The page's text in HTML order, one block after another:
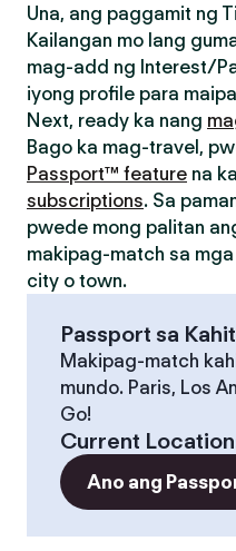
Una, ang paggamit ng
Kailangan mo lang
mag-add ng Interest/
iyong profile para
Next, ready ka nang
Bago ka mag-travel,
Passport™ feature na
subscriptions. Sa
pwede mong palitan
makipag-match sa
city o town.
Passport sa
Makipag-match
mundo. Paris, Los
Go!
Current Location
Ano ang